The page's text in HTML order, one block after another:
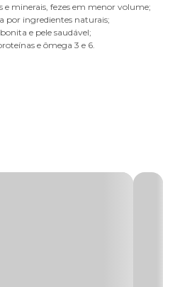
e minerais, fezes em menor volume;
por ingredientes naturais;
e pele saudável;
e ômega 3 e 6.